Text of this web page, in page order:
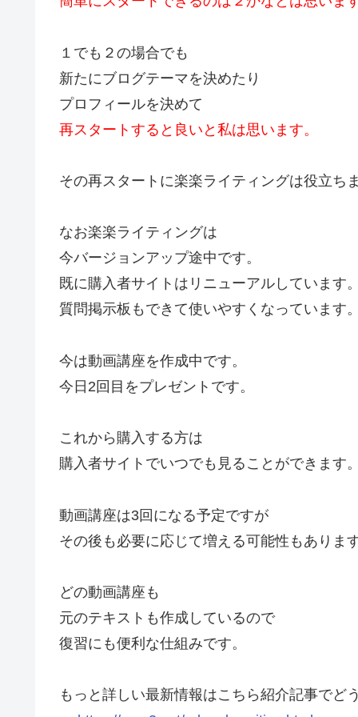
１でも２の場合でも
新たにブログテーマを決めたり
プロフィールを決めて
再スタートすると良いと私は思います。
その再スタートに楽楽ライティングは役立ちま
なお楽楽ライティングは
今バージョンアップ途中です。
既に購入者サイトはリニューアルしています。
質問掲示板もできて使いやすくなっています。
今は動画講座を作成中です。
今日2回目をプレゼントです。
これから購入する方は
購入者サイトでいつでも見ることができます。
動画講座は3回になる予定ですが
その後も必要に応じて増える可能性もあります
どの動画講座も
元のテキストも作成しているので
復習にも便利な仕組みです。
もっと詳しい最新情報はこちら紹介記事でど